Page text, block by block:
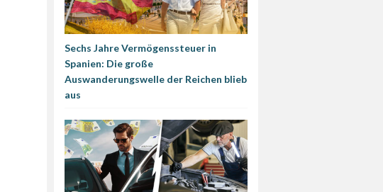
Sechs Jahre Vermögenssteuer in
Spanien: Die große
Auswanderungswelle der Reichen blieb
aus